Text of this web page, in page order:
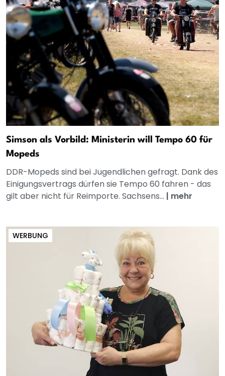
Simson als Vorbild: Ministerin will Tempo 60 für
Mopeds
DDR-Mopeds sind bei Jugendlichen gefragt. Dank des
Einigungsvertrags dürfen sie Tempo 60 fahren - das
gilt aber nicht für Reimporte. Sachsens... | mehr
WERBUNG